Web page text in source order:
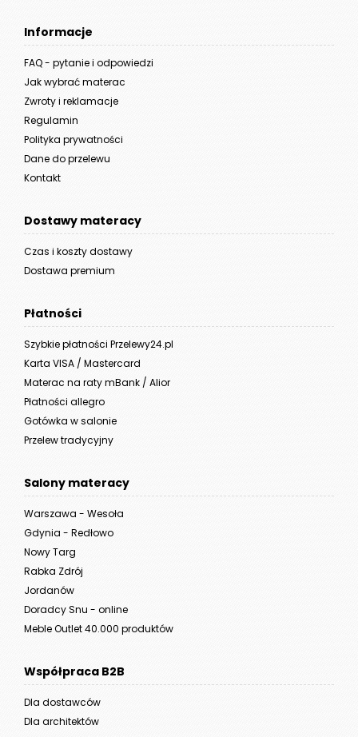
Informacje
FAQ - pytanie i odpowiedzi
Jak wybrać materac
Zwroty i reklamacje
Regulamin
Polityka prywatności
Dane do przelewu
Kontakt
Dostawy materacy
Czas i koszty dostawy
Dostawa premium
Płatności
Szybkie płatności Przelewy24.pl
Karta VISA / Mastercard
Materac na raty mBank / Alior
Płatności allegro
Gotówka w salonie
Przelew tradycyjny
Salony materacy
Warszawa - Wesoła
Gdynia - Redłowo
Nowy Targ
Rabka Zdrój
Jordanów
Doradcy Snu - online
Meble Outlet 40.000 produktów
Współpraca B2B
Dla dostawców
Dla architektów